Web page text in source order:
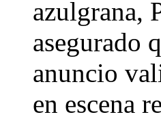
azulgrana,
asegurado
anuncio
en escena